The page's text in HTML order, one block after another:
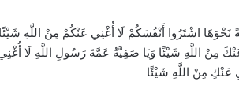
اشْتَرُوا أَنْفُسَكُمْ لَا أُغْنِي عَنْكُمْ مِنْ اللَّهِ
مِنْ اللَّهِ شَيْئًا وَيَا صَفِيَّةُ عَمَّةَ رَسُولِ اللَّهِ لَا
مِنْ اللَّهِ شَيْئًا